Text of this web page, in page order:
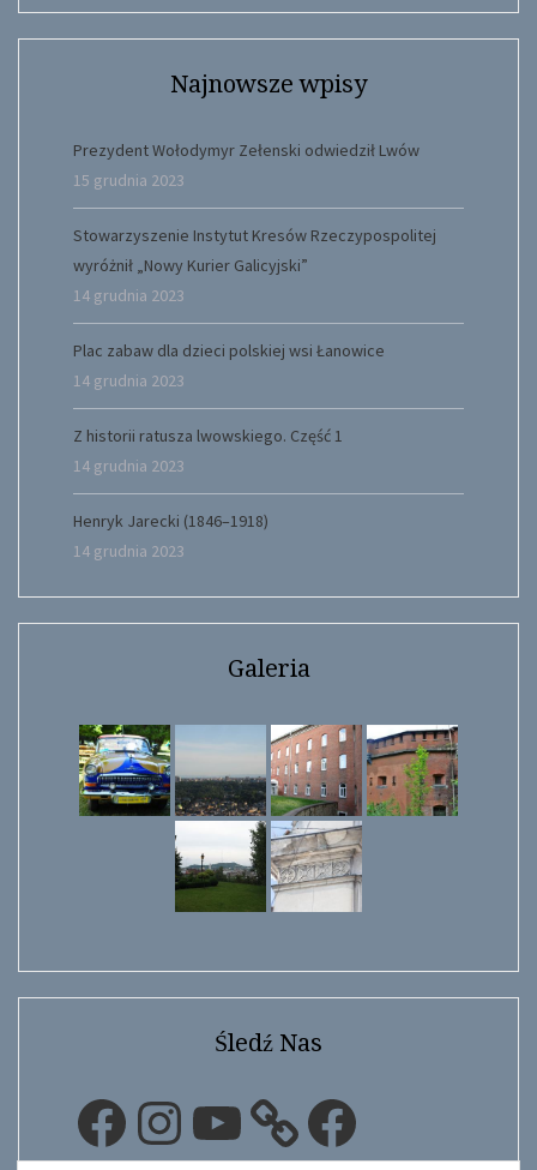
Najnowsze wpisy
Prezydent Wołodymyr Zełenski odwiedził Lwów
15 grudnia 2023
Stowarzyszenie Instytut Kresów Rzeczypospolitej
wyróżnił „Nowy Kurier Galicyjski”
14 grudnia 2023
Plac zabaw dla dzieci polskiej wsi Łanowice
14 grudnia 2023
Z historii ratusza lwowskiego. Część 1
14 grudnia 2023
Henryk Jarecki (1846–1918)
14 grudnia 2023
Galeria
Śledź Nas
FacebookInstagramYouTube Facebook